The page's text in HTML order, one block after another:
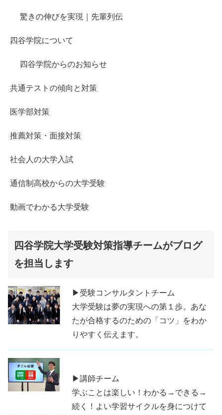
驚きの伸びを実現｜先輩列伝
四谷学院について
四谷学院からのお知らせ
共通テストの傾向と対策
医学部対策
推薦対策・面接対策
社会人の大学入試
通信制高校からの大学受験
動画でわかる大学受験
四谷学院大学受験対策指導チームがブログ
を担当します
▶受験コンサルタントチーム
大学受験は夢の実現への第１歩。あな
たが合格するのための「コツ」をわか
りやすく伝えます。
▶講師チーム
学ぶことは楽しい！わかる→できる→
続く！よい学習サイクルを身につけて